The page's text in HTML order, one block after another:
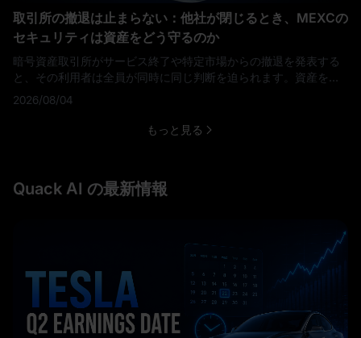
取引所の撤退は止まらない：他社が閉じるとき、MEXCの
セキュリティは資産をどう守るのか
暗号資産取引所がサービス終了や特定市場からの撤退を発表する
と、その利用者は全員が同時に同じ判断を迫られます。資産をど
こへ移すのか。そして、預ける前に次のプラットフォームをどう
見極めるのか。 確認すべき項目は、どの場合もほとんど変わりま
せん。 顧客の資産は全額が裏づけられているか。 いつでも出金で
2026/08/04
もっと見る
Quack AI の最新情報